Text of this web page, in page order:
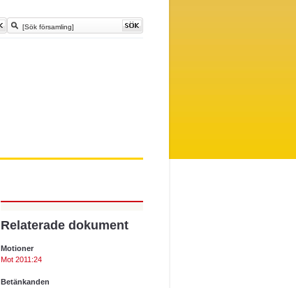
Relaterade dokument
Motioner
Mot 2011:24
Betänkanden